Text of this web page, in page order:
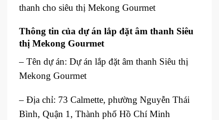
thanh cho siêu thị Mekong Gourmet
Thông tin của dự án lắp đặt âm thanh Siêu
thị Mekong Gourmet
– Tên dự án: Dự án lắp đặt âm thanh Siêu thị
Mekong Gourmet
– Địa chỉ: 73 Calmette, phường Nguyễn Thái
Bình, Quận 1, Thành phố Hồ Chí Minh